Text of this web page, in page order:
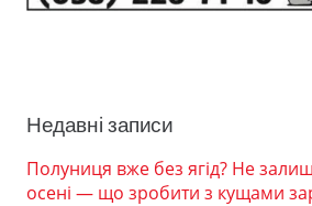
Недавні записи
Полуниця вже без ягід? Не
осені — що зробити з кущами